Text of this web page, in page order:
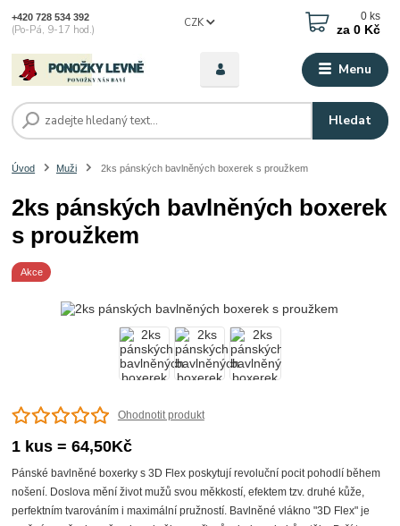
Menu
CZK
Hledat
+420 728 534 392
(Po-Pá, 9-17 hod.)
0 ks
za 0 Kč
Úvod Muži 2ks pánských bavlněných boxerek s proužkem
2ks pánských bavlněných boxerek
s proužkem
Akce
Ohodnotit produkt
1 kus = 64,50Kč
Pánské bavlněné boxerky s 3D Flex poskytují revoluční pocit pohodlí během
nošení. Doslova mění život mužů svou měkkostí, efektem tzv. druhé kůže,
perfektním tvarováním i maximální pružností. Bavlněné vlákno "3D Flex" je